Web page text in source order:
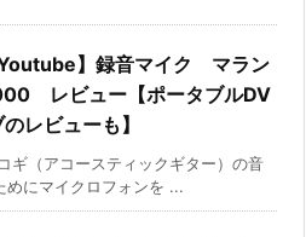
Youtube】録音マイク マラン
レビュー【ポータブルDV
レビューも】
ギ（アコースティックギター）の音
めにマイクロフォンを ...